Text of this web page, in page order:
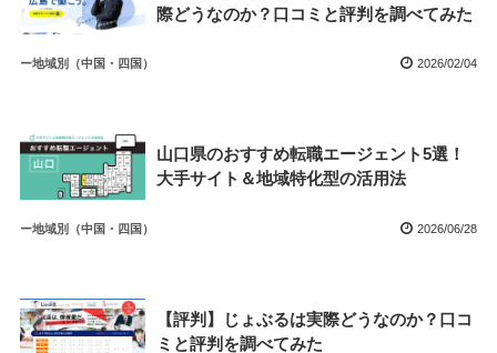
際どうなのか？口コミと評判を調べてみた
ー地域別（中国・四国） 2026/02/04
山口県のおすすめ転職エージェント5選！
大手サイト＆地域特化型の活用法
ー地域別（中国・四国） 2026/06/28
【評判】じょぶるは実際どうなのか？口コ
ミと評判を調べてみた